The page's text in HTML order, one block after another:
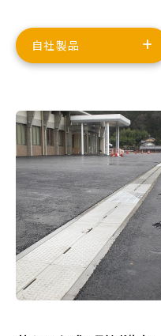
自社製品